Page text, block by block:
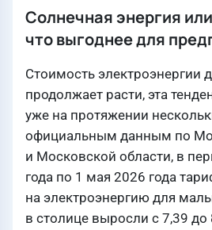
Солнечная энергия
что выгоднее для
Стоимость электроэнергии
продолжает расти, эта
уже на протяжении
официальным данным по
и Московской области, в
года по 1 мая 2026 года
на электроэнергию для
в столице выросли с 7,39 до